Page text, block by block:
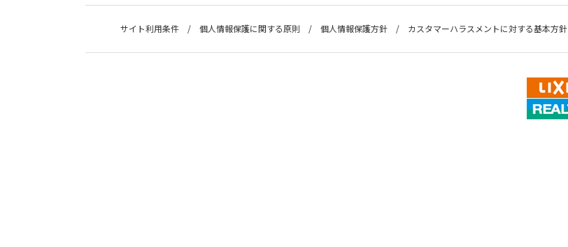
サイト利用条件 個人情報保護に関する原則 個人情報保護方針 カスタマーハラスメントに対する基本方針